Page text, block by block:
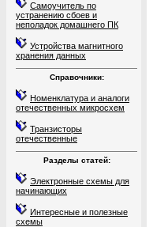
Самоучитель по
устранению сбоев и
неполадок домашнего ПК
Устройства магнитного
хранения данных
Справочники:
Номенклатура и аналоги
отечественных микросхем
Транзисторы
отечественные
Разделы статей:
Электронные схемы для
начинающих
Интересные и полезные
схемы